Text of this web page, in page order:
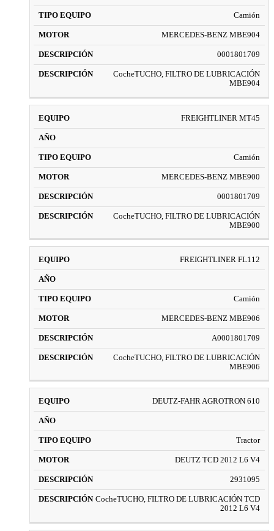
Camión
MERCEDES-BENZ MBE904
0001801709
CocheTUCHO, FILTRO DE LUBRICACIÓN
MBE904
FREIGHTLINER MT45
Camión
MERCEDES-BENZ MBE900
0001801709
CocheTUCHO, FILTRO DE LUBRICACIÓN
MBE900
FREIGHTLINER FL112
Camión
MERCEDES-BENZ MBE906
A0001801709
CocheTUCHO, FILTRO DE LUBRICACIÓN
MBE906
DEUTZ-FAHR AGROTRON 610
Tractor
DEUTZ TCD 2012 L6 V4
2931095
CocheTUCHO, FILTRO DE LUBRICACIÓN TCD
2012 L6 V4